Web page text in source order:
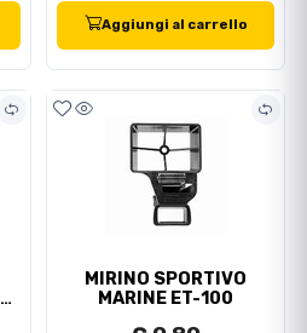
Aggiungi al carrello
MIRINO SPORTIVO
MARINE ET-100